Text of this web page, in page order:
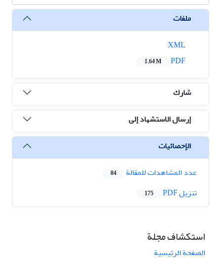
ملفات
1.64 M
شارك
إرسال الاستشهاد إلى
الإحصائيات
عدد المشاهدات للمقالة
84
تنزیل PDF 175
استكشاف مجلة
الصفحة الرئيسية